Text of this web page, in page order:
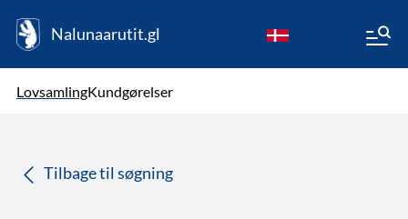
Nalunaarutit.gl
LovsamlingKundgørelser
Tilbage til søgning